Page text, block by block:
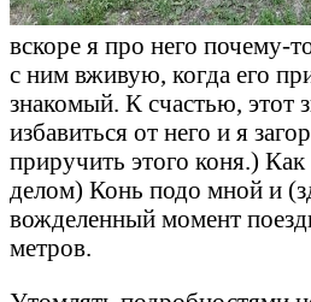
вскоре я про него почему-
с ним вживую, когда его
знакомый. К счастью, этот
избавиться от него и я
приручить этого коня.)
делом) Конь подо мной и
вожделенный момент
метров.